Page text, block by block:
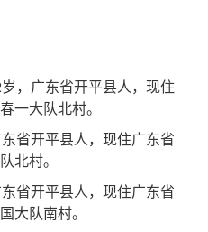
广东省开平县人，现住
一大队北村。
开平县人，现住广东省
北村。
开平县人，现住广东省
大队南村。